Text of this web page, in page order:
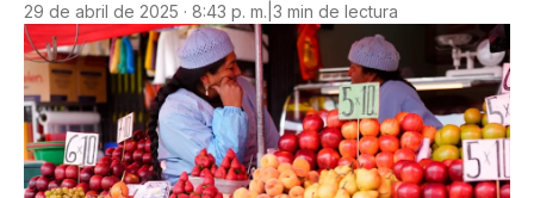
29 de abril de 2025 · 8:43 p. m. 3 min de lectura